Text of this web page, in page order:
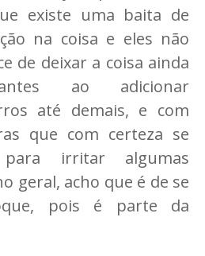
existe uma baita de
na coisa e eles não
de deixar a coisa ainda
ao adicionar
até demais, e com
que com certeza se
irritar algumas
geral, acho que é de se
pois é parte da